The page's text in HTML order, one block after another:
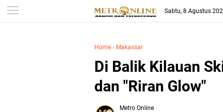
Sabtu, 8 Agustus
Home › Makassar
Di Balik Kilauan
dan "Riran Glow"
Metro Online